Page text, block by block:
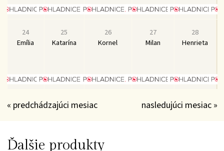
24
Emília
25
Katarína
26
Kornel
27
Milan
28
Henrieta
« predchádzajúci mesiac nasledujúci mesiac »
Ďalšie produkty